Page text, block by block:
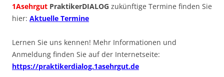
1Asehrgut PraktikerDIALOG zukünftige Termine finden Sie
hier: Aktuelle Termine
Lernen Sie uns kennen! Mehr Informationen und
Anmeldung finden Sie auf der Internetseite:
https://praktikerdialog.1asehrgut.de